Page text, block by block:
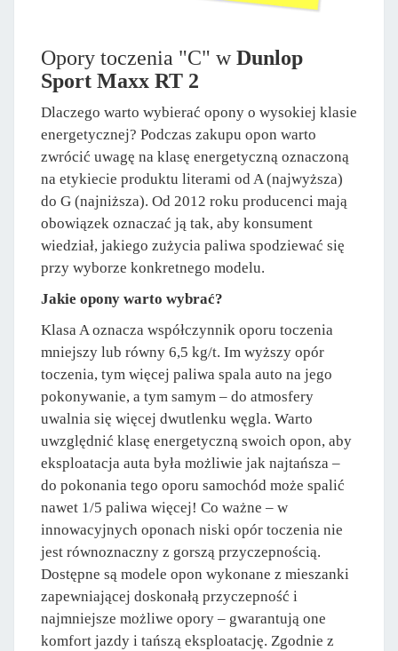
Opory toczenia "C" wDunlop
Sport Maxx RT 2
Dlaczego warto wybierać opony o wysokiej klasie
energetycznej? Podczas zakupu opon warto
zwrócić uwagę na klasę energetyczną oznaczoną
na etykiecie produktu literami od A (najwyższa)
do G (najniższa). Od 2012 roku producenci mają
obowiązek oznaczać ją tak, aby konsument
wiedział, jakiego zużycia paliwa spodziewać się
przy wyborze konkretnego modelu.
Jakie opony warto wybrać?
Klasa A oznacza współczynnik oporu toczenia
mniejszy lub równy 6,5 kg/t. Im wyższy opór
toczenia, tym więcej paliwa spala auto na jego
pokonywanie, a tym samym – do atmosfery
uwalnia się więcej dwutlenku węgla. Warto
uwzględnić klasę energetyczną swoich opon, aby
eksploatacja auta była możliwie jak najtańsza –
do pokonania tego oporu samochód może spalić
nawet 1/5 paliwa więcej! Co ważne – w
innowacyjnych oponach niski opór toczenia nie
jest równoznaczny z gorszą przyczepnością.
Dostępne są modele opon wykonane z mieszanki
zapewniającej doskonałą przyczepność i
najmniejsze możliwe opory – gwarantują one
komfort jazdy i tańszą eksploatację. Zgodnie z